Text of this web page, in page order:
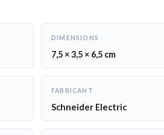
DIMENSIONS
7,5 × 3,5 × 6,5 cm
FABRICANT
Schneider Electric